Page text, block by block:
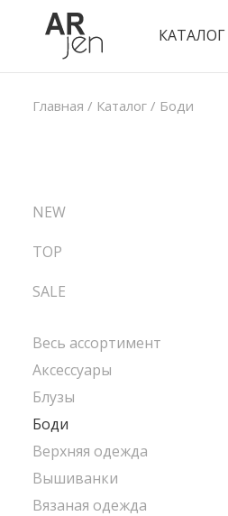
КАТАЛОГ
Главная / Каталог / Боди
NEW
TOP
SALE
Весь ассортимент
Аксессуары
Блузы
Боди
Верхняя одежда
Вышиванки
Вязаная одежда